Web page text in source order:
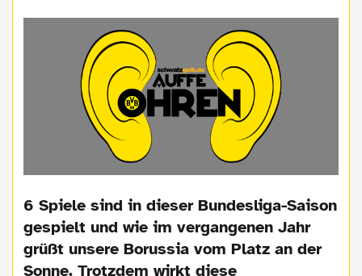
6 Spiele sind in dieser Bundesliga-Saison
gespielt und wie im vergangenen Jahr
grüßt unsere Borussia vom Platz an der
Sonne. Trotzdem wirkt diese